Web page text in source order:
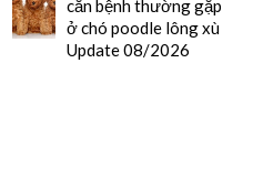
căn bệnh thường gặp
ở chó poodle lông xù
Update 08/2026